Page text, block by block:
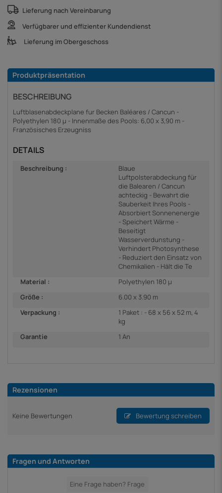
Lieferung nach Vereinbarung
Verfügbarer und effizienter Kundendienst
Lieferung im Obergeschoss
Produktpräsentation
BESCHREIBUNG
Luftblasenabdeckplane fur Becken Baléares / Cancun -
Polyethylen 180 µ - Innenmaße des Pools: 6,00 x 3,90 m -
Französisches Erzeugniss
DETAILS
Beschreibung :
Blaue
Luftpolsterabdeckung für
die Balearen / Cancun
achteckig - Bewahrt die
Sauberkeit Ihres Pools -
Absorbiert Sonnenenergie
- Speichert Wärme -
Beseitigt
Wasserverdunstung -
Verhindert Photosynthese
- Reduziert den Einsatz von
Chemikalien - Hält die Te
Material :
Polyethylen 180 µ
Größe :
6.00 x 3.90 m
Verpackung :
1 Paket : - 68 x 56 x 52 m, 4
kg
Garantie
1 An
Rezensionen
Keine Bewertungen Bewertung schreiben
Fragen und Antworten